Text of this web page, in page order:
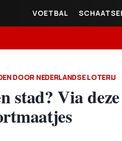
VOETBAL
DOOR NEDERLANDSE LOTERIJ
stad? Via